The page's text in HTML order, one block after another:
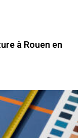
à Rouen en